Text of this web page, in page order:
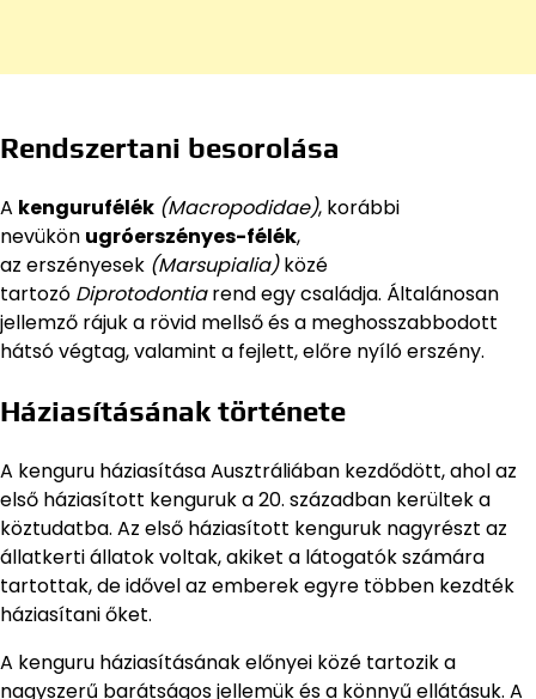
Rendszertani besorolása
A kengurufélék (Macropodidae), korábbi
nevükön ugróerszényes-félék,
az erszényesek (Marsupialia)közé
tartozó Diprotodontiarend egy családja. Általánosan
jellemző rájuk a rövid mellső és a meghosszabbodott
hátsó végtag, valamint a fejlett, előre nyíló erszény.
Háziasításának története
A kenguru háziasítása Ausztráliában kezdődött, ahol az
első háziasított kenguruk a 20. században kerültek a
köztudatba. Az első háziasított kenguruk nagyrészt az
állatkerti állatok voltak, akiket a látogatók számára
tartottak, de idővel az emberek egyre többen kezdték
háziasítani őket.
A kenguru háziasításának előnyei közé tartozik a
nagyszerű barátságos jellemük és a könnyű ellátásuk. A